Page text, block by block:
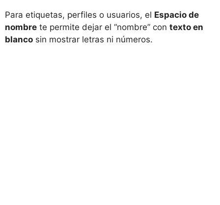
Para etiquetas, perfiles o usuarios, el Espacio de
nombre te permite dejar el “nombre” con texto en
blanco sin mostrar letras ni números.